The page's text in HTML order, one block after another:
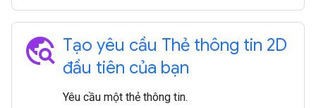
travel_explore Tạo yêu cầu Thẻ thông tin 2D
đầu tiên của bạn
Yêu cầu một thẻ thông tin.